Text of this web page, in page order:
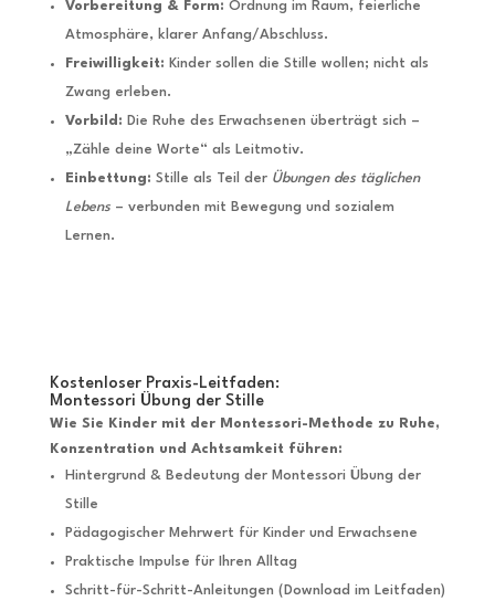
Vorbereitung & Form: Ordnung im Raum, feierliche
Atmosphäre, klarer Anfang/Abschluss.
Freiwilligkeit: Kinder sollen die Stille wollen; nicht als
Zwang erleben.
Vorbild: Die Ruhe des Erwachsenen überträgt sich –
„Zähle deine Worte“ als Leitmotiv.
Einbettung: Stille als Teil der Übungen des täglichen
Lebens– verbunden mit Bewegung und sozialem
Lernen.
Kostenloser Praxis-Leitfaden:
Montessori Übung der Stille
Wie Sie Kinder mit der Montessori-Methode zu Ruhe,
Konzentration und Achtsamkeit führen:
Hintergrund & Bedeutung der Montessori Übung der
Stille
Pädagogischer Mehrwert für Kinder und Erwachsene
Praktische Impulse für Ihren Alltag
Schritt-für-Schritt-Anleitungen (Download im Leitfaden)